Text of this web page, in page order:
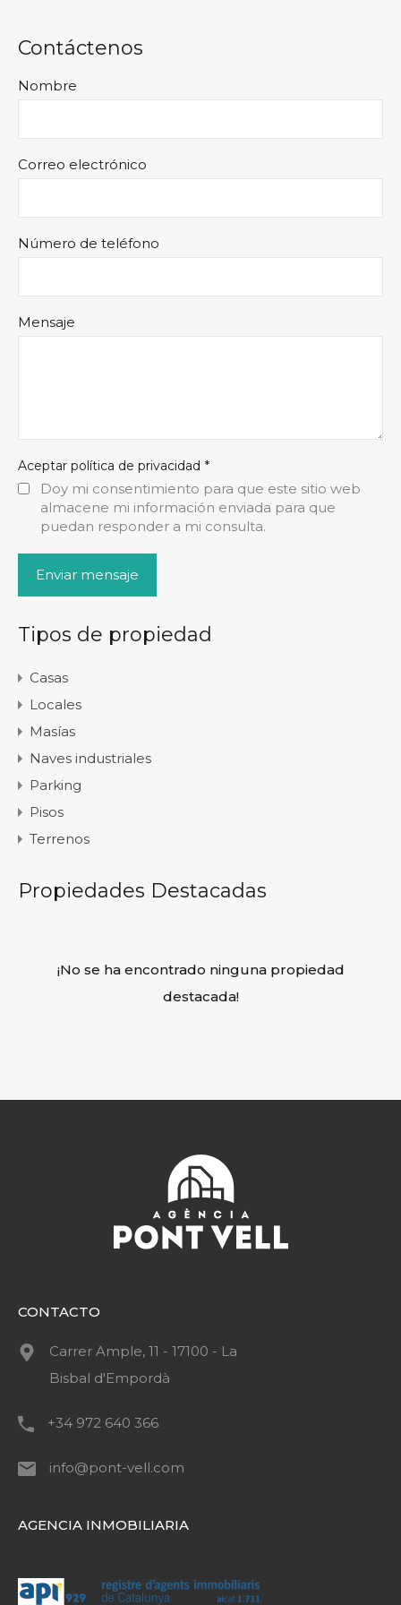
Contáctenos
Nombre
Correo electrónico
Número de teléfono
Mensaje
Aceptar política de privacidad *
Doy mi consentimiento para que este sitio web
almacene mi información enviada para que
puedan responder a mi consulta.
Tipos de propiedad
Casas
Locales
Masías
Naves industriales
Parking
Pisos
Terrenos
Propiedades Destacadas
¡No se ha encontrado ninguna propiedad
destacada!
CONTACTO
Carrer Ample, 11 - 17100 - La
Bisbal d'Empordà
+34 972 640 366
info@pont-vell.com
AGENCIA INMOBILIARIA